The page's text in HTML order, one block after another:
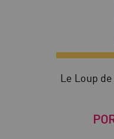
Le Loup